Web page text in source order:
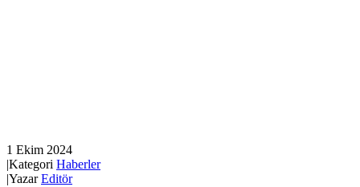
1 Ekim 2024
|Kategori Haberler
|YazarEditör